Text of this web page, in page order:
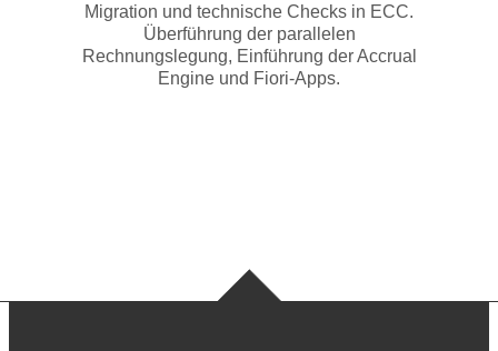
Migration und technische Checks in ECC.
Überführung der parallelen
Rechnungslegung, Einführung der Accrual
Engine und Fiori-Apps.